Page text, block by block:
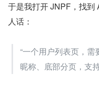
于是我打开 JNPF，找到
人话：
“一个用户列表页，
昵称、底部分页，支